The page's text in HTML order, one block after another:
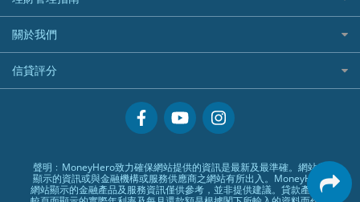
專為孕婦設計的最佳旅遊保險
最佳滑雪旅遊保險
最適合BB的旅遊保險
MSIG 三井住友
Prudential 保誠
QBE 昆士蘭
Starr
盈立證券 uSMART 好唔好？
Stashaway好唔好？
最值得注意的比特幣ETF
選股策略：五步調查攻略
Airwallex銀行
人民幣定存
美元定存
英鎊定存
澳元定存
識慳識賺
債務管理
投資理財
置業安居
專欄文章
常用相關詞彙
MoneyHero電子報
所有合作銀行或機構
關於我們
服務承諾
網上支援
常見問題
條款及細則
信貸評分
聲明﹕MoneyHero致力確保網站提供的資訊是最新及最準確。網站所
顯示的資訊或與金融機構或服務供應商之網站有所出入。MoneyHero
網站顯示的金融產品及服務資訊僅供參考，並非提供建議。貸款產品比